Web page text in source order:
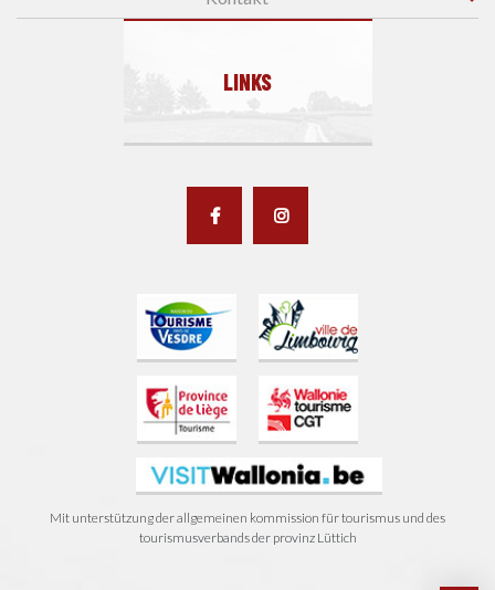
LINKS
Mit unterstützung der allgemeinen kommission für tourismus und des
tourismusverbands der provinz Lüttich